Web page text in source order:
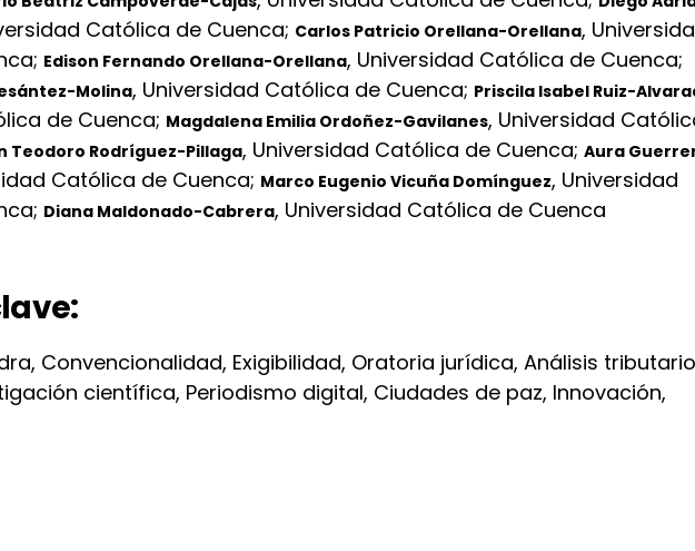
Católica de Cuenca; Carlos Patricio Orellana-Orellana,
; Edison Fernando Orellana-Orellana, Universidad Católica de Cuenca;
Molina, Universidad Católica de Cuenca; Priscila Isabel Ruiz-
de Cuenca; Magdalena Emilia Ordoñez-Gavilanes, Universidad
Teodoro Rodríguez-Pillaga, Universidad Católica de Cuenca; Aura
Católica de Cuenca; Marco Eugenio Vicuña Domínguez, Universidad
; Diana Maldonado-Cabrera, Universidad Católica de Cuenca
Convencionalidad, Exigibilidad, Oratoria jurídica, Análisis
científica, Periodismo digital, Ciudades de paz, Innovación,